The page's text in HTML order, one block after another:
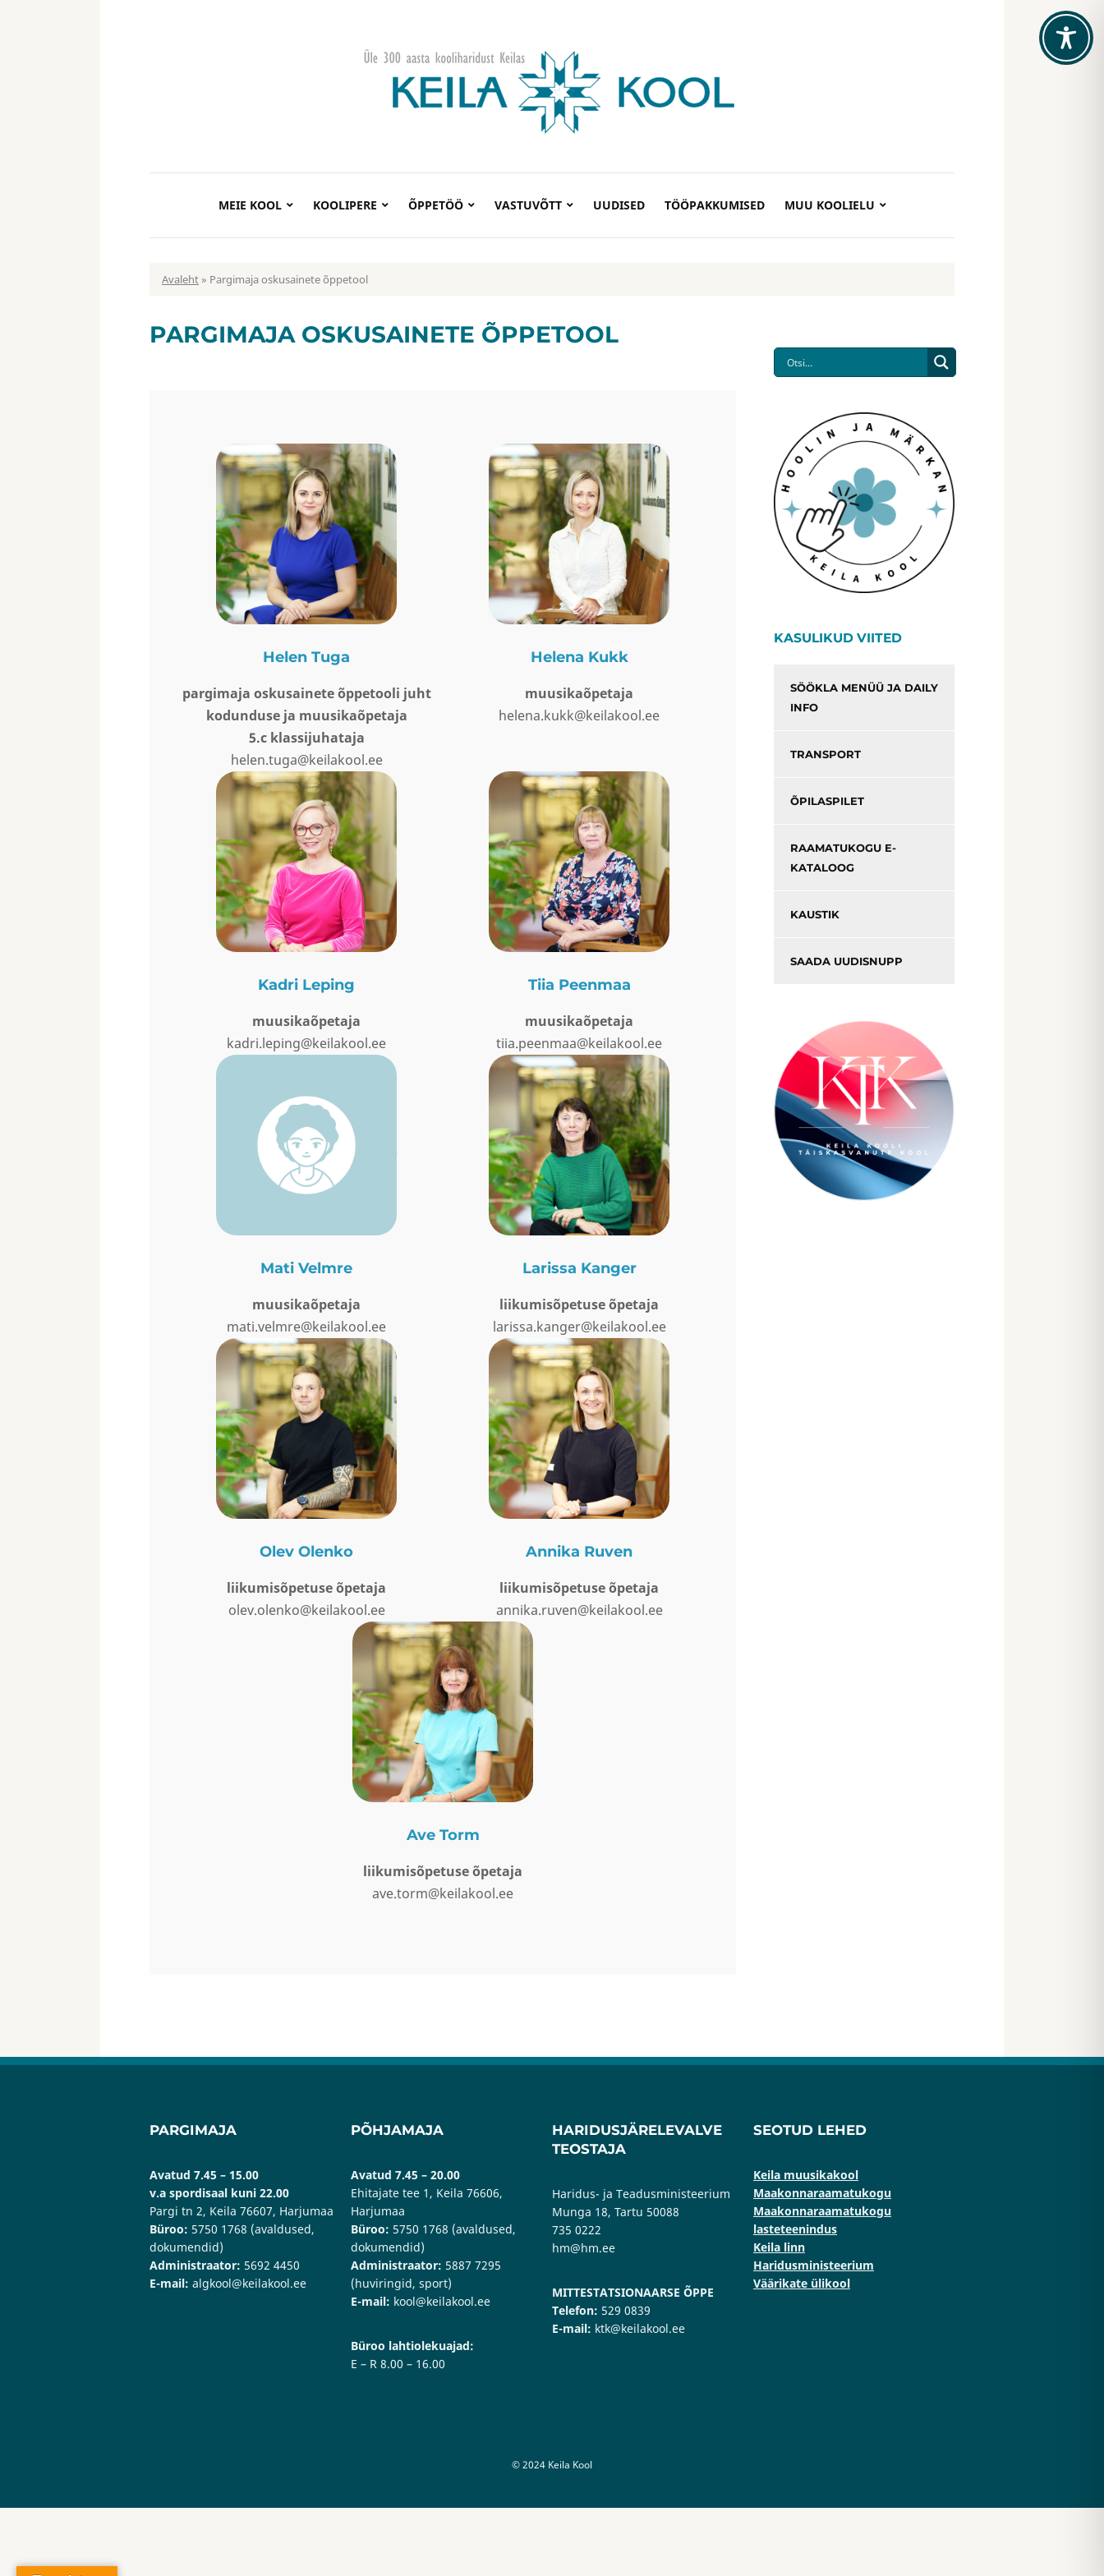
MEIE KOOL KOOLIPERE ÕPPETÖÖ VASTUVÕTT UUDISED TÖÖPAKKUMISED MUU KOOLIELU
Avaleht» Pargimaja oskusainete õppetool
PARGIMAJA OSKUSAINETE ÕPPETOOL
Helen Tuga
pargimaja oskusainete õppetooli juht
kodunduse ja muusikaõpetaja
5.c klassijuhataja
helen.tuga@keilakool.ee
Helena Kukk
muusikaõpetaja
helena.kukk@keilakool.ee
Kadri Leping
muusikaõpetaja
kadri.leping@keilakool.ee
Tiia Peenmaa
muusikaõpetaja
tiia.peenmaa@keilakool.ee
Mati Velmre
muusikaõpetaja
mati.velmre@keilakool.ee
Larissa Kanger
liikumisõpetuse õpetaja
larissa.kanger@keilakool.ee
Olev Olenko
liikumisõpetuse õpetaja
olev.olenko@keilakool.ee
Annika Ruven
liikumisõpetuse õpetaja
annika.ruven@keilakool.ee
Ave Torm
liikumisõpetuse õpetaja
ave.torm@keilakool.ee
KASULIKUD VIITED
SÖÖKLA MENÜÜ JA DAILY
INFO
TRANSPORT
ÕPILASPILET
RAAMATUKOGU E-
KATALOOG
KAUSTIK
SAADA UUDISNUPP
PARGIMAJA
Avatud 7.45 – 15.00
v.a spordisaal kuni 22.00
Pargi tn 2, Keila 76607, Harjumaa
Büroo: 5750 1768 (avaldused,
dokumendid)
Administraator: 5692 4450
E-mail: algkool@keilakool.ee
PÕHJAMAJA
Avatud 7.45 – 20.00
Ehitajate tee 1, Keila 76606,
Harjumaa
Büroo: 5750 1768 (avaldused,
dokumendid)
Administraator: 5887 7295
(huviringid, sport)
E-mail: kool@keilakool.ee
Büroo lahtiolekuajad:
E – R 8.00 – 16.00
HARIDUSJÄRELEVALVE
TEOSTAJA
Haridus- ja Teadusministeerium
Munga 18, Tartu 50088
735 0222
hm@hm.ee
MITTESTATSIONAARSE ÕPPE
Telefon: 529 0839
E-mail: ktk@keilakool.ee
SEOTUD LEHED
Keila muusikakool
Maakonnaraamatukogu
Maakonnaraamatukogu
lasteteenindus
Keila linn
Haridusministeerium
Väärikate ülikool
© 2024 Keila Kool